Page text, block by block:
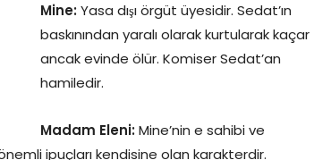
Mine:Yasa dışı örgüt üyesidir. Sedat’ın
baskınından yaralı olarak kurtularak kaçar
ancak evinde ölür. Komiser Sedat’an
hamiledir.
Madam Eleni:Mine’nin e sahibi ve
ipuçları kendisine olan karakterdir.